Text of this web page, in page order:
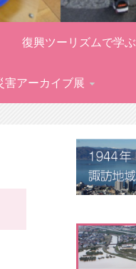
復興ツーリズムで学ぶ
害アーカイブ展